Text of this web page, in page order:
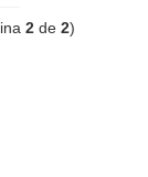
2de 2)